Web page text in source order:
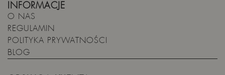
INFORMACJE
O NAS
REGULAMIN
POLITYKA PRYWATNOŚCI
BLOG